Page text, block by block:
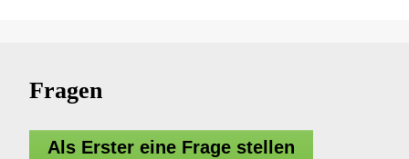
Fragen
Als Erster eine Frage stellen